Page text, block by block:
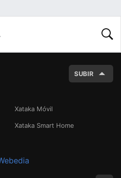
SUBIR
Xataka Móvil
Xataka Smart Home